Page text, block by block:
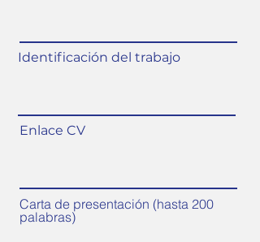
Identificación del trabajo
Enlace CV
Carta de presentación (hasta 200
palabras)